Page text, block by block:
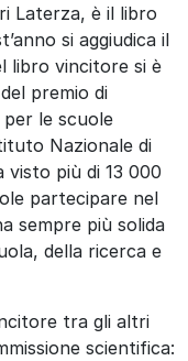
Laterza, è il libro
si aggiudica il
libro vincitore si è
premio di
le scuole
Nazionale di
visto più di 13 000
partecipare nel
sempre più solida
della ricerca e
tra gli altri
scientifica: